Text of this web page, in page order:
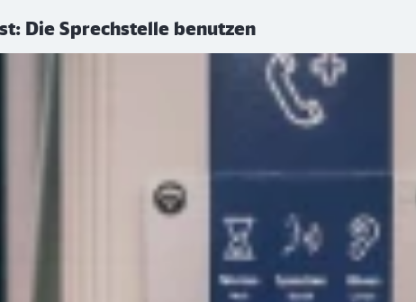
Die Sprechstelle benutzen